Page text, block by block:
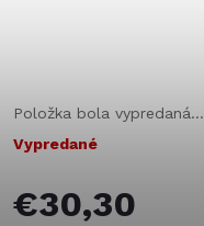
Položka bola vypredaná…
Vypredané
€30,30